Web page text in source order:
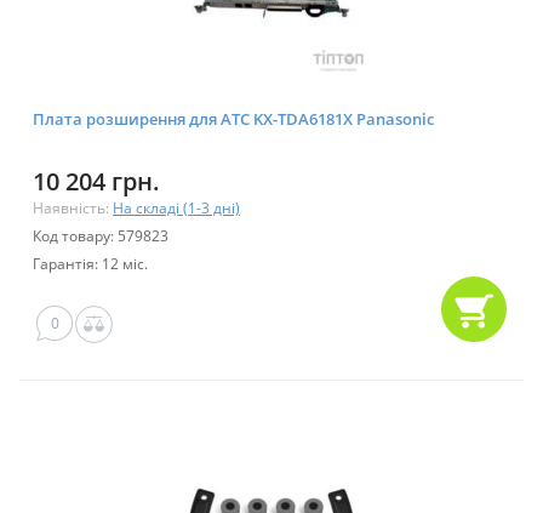
Плата розширення для АТС KX-TDA6181X Panasonic
10 204 грн.
Наявність: На складі (1-3 дні)
Код товару: 579823
Гарантія: 12 міс.
0